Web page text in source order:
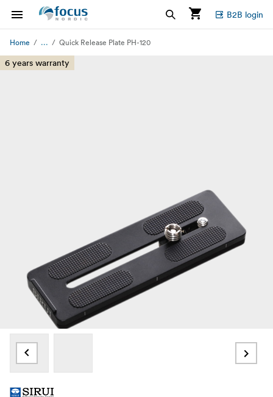
B2B login
Home ... Quick Release Plate PH-120
6 years warranty